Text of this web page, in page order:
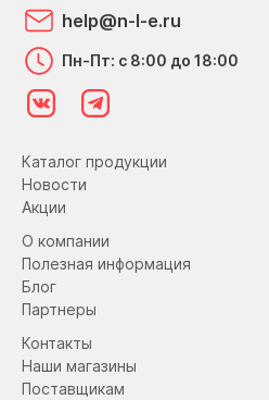
Каталог продукции
Новости
Акции
О компании
Полезная информация
Блог
Партнеры
Контакты
Наши магазины
Поставщикам
help@n-l-e.ru
Пн-Пт: с 8:00 до 18:00